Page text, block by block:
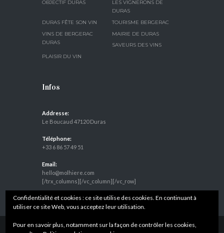
OBJECTIF DURAS
LES VIGNERONS DE
DURAS
DURAS FÊTE SON VIN
TOURISME BERGERAC
VINS DE BERGERAC
DURAS
MAIRIE DE DURAS
SAVEURS DES VINS
PLAISIR DU VIN
Infos
Addresse:
Le Boucaud 47120 Duras
Téléphone:
+33 6 86 57 49 51
Email:
hello@molhiere.com
[/trx_columns][/vc_column][/vc_row]
Confidentialité et cookies : ce site utilise des cookies. En continuant à
utiliser ce site Web, vous acceptez leur utilisation.
Pour en savoir plus, notamment sur la façon de contrôler les cookies,